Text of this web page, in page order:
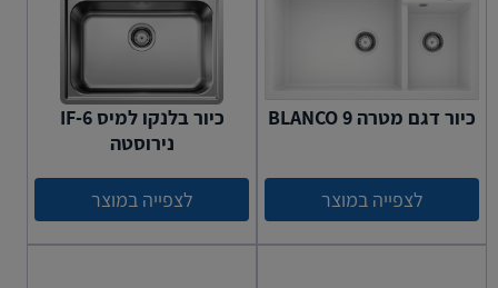
כיור דגם מטרה BLANCO 9
לצפייה במוצר
כיור בלנקו למיס 6-IF
נירוסטה
לצפייה במוצר